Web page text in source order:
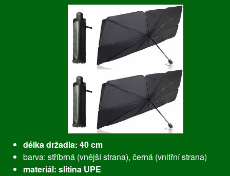
délka držadla: 40 cm
barva: stříbrná (vnější strana), černá (vnitřní strana)
materiál: slitina UPE